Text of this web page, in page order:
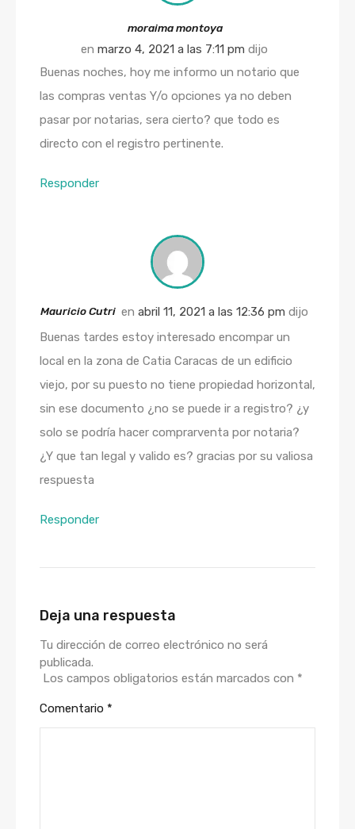
moraima montoya
en marzo 4, 2021 a las 7:11 pm dijo
Buenas noches, hoy me informo un notario que
las compras ventas Y/o opciones ya no deben
pasar por notarias, sera cierto? que todo es
directo con el registro pertinente.
Responder
Mauricio Cutri en abril 11, 2021 a las 12:36 pm dijo
Buenas tardes estoy interesado encompar un
local en la zona de Catia Caracas de un edificio
viejo, por su puesto no tiene propiedad horizontal,
sin ese documento ¿no se puede ir a registro? ¿y
solo se podría hacer comprarventa por notaria?
¿Y que tan legal y valido es? gracias por su valiosa
respuesta
Responder
Deja una respuesta
Tu dirección de correo electrónico no será
publicada.
Los campos obligatorios están marcados con *
Comentario *